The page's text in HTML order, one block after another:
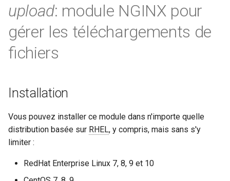
Español
Português (Brasil)
a
s
a
t
Variables $bot_name
$bot_producer
$browser_version
$device_brand
Examples
Troubleshooting
Related
Directives geoip2
geoip2_proxy
Examples
Troubleshooting
Related
Description
Directives
upload_pass
upload_resumable
upload_state_store
upload_store_access
acme
ada
auto-ssl
aws-auth
balancer
base-encoding
VPS/Dedicated - FastCGI
Cache
Performance
Sécurité
RHEL/CentOS
NGINX-MOD - NGINX
amélioré avec HTTP/3,
HPACK et vérifications de
Serveur Web Tengine -
Rocky Linux
Modules NGINX pour le
panneau de contrôle Plesk -
upload: module NGINX pour
gérer les téléchargements de
fichiers
Installation
Vous pouvez installer ce module dans n'importe quelle
distribution basée sur RHEL, y compris, mais sans s'y
limiter :
RedHat Enterprise Linux 7, 8, 9 et 10